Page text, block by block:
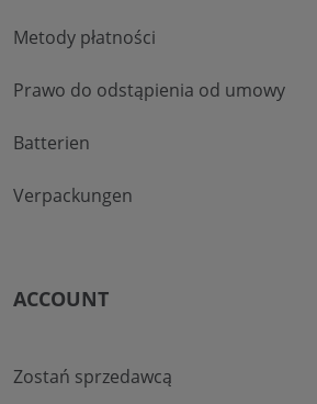
Metody płatności
Prawo do odstąpienia od umowy
Batterien
Verpackungen
ACCOUNT
Zostań sprzedawcą